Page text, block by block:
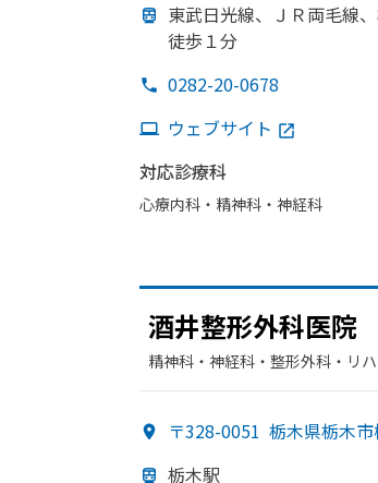
東武日光線、 ＪＲ両毛線、
徒歩１分
0282-20-0678
ウェブサイト
対応診療科
心療内科・​精神科・神経科
酒井整形外科医院
精神科・神経科・​整形外科・​リ
〒328-0051 栃木県栃木
栃木駅